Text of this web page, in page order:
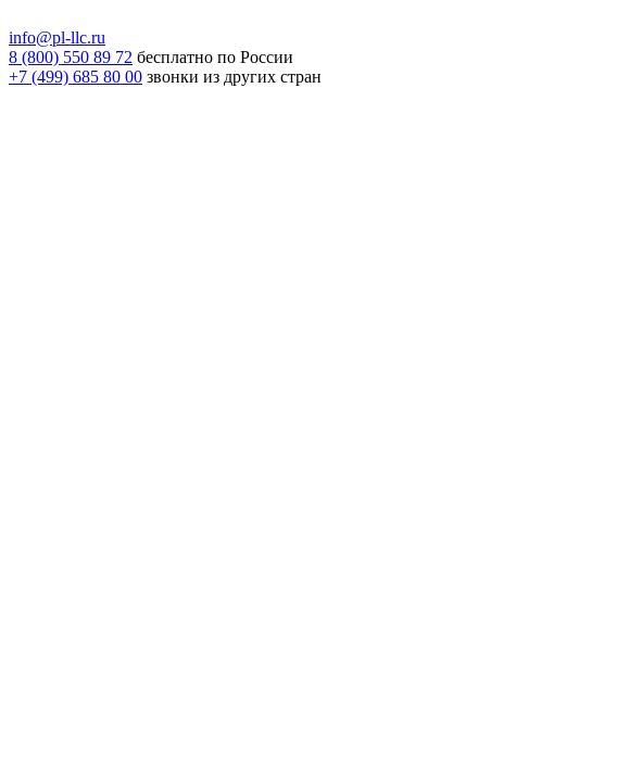
info@pl-llc.ru
8 (800) 550 89 72 бесплатно по России
+7 (499) 685 80 00 звонки из других стран